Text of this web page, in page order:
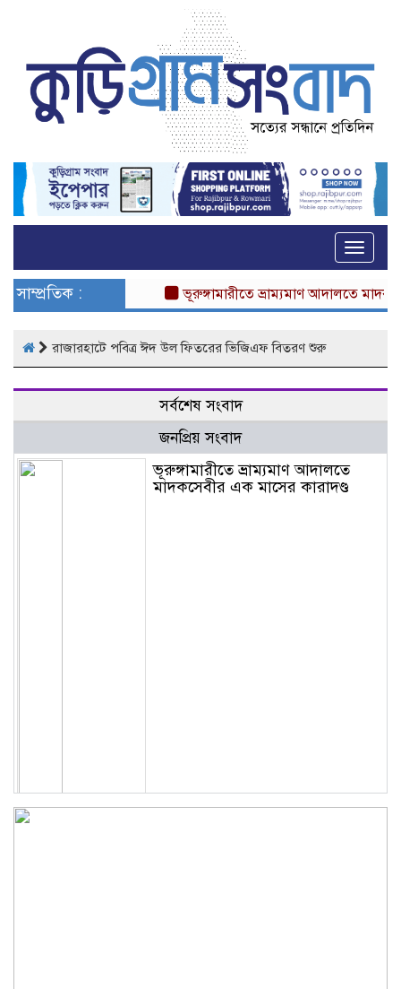
Toggle
সাম্প্রতিক : ভূরুঙ্গামারীতে ভ্রাম্যমাণ আদালতে মাদকসেবীর
রাজারহাটে পবিত্র ঈদ উল ফিতরের ভিজিএফ বিতরণ শুরু
সর্বশেষ সংবাদ
জনপ্রিয় সংবাদ
ভূরুঙ্গামারীতে ভ্রাম্যমাণ আদালতে
মাদকসেবীর এক মাসের কারাদণ্ড